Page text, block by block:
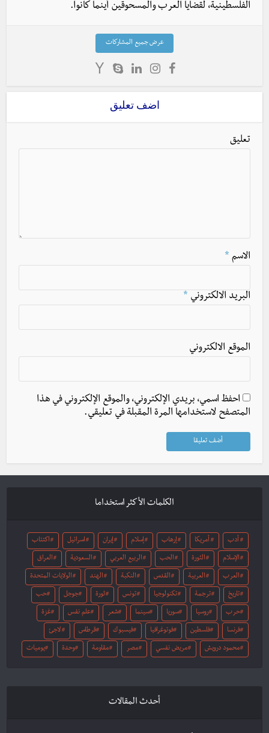
الفلسطينية، لقضايا العرب والمسحوقين أينما كانوا.
عرض جميع المشاركات
اضف تعليق
تعليق
الاسم *
البريد الالكتروني *
الموقع الالكتروني
احفظ اسمي، بريدي الإلكتروني، والموقع الإلكتروني في هذا
المتصفح لاستخدامها المرة المقبلة في تعليقي.
الكلمات الأكثر استخداما
أدب أمريكا إرهاب إسلام إيران اسرائيل اكتئاب
الإسلام الثورة الحب الربيع العربي السعودية العراق
العرب العربية القدس النكبة الهند الولايات المتحدة
تاريخ ترجمة تكنولوجيا تونس ثورة جوجل حب
حرب روسيا سوريا سينما شعر علم نفس غزة
فرنسا فلسطين فوتوغرافيا فيسبوك قرطاس لاجئ
محمود درويش مريض نفسي مصر مقاومة وحدة يوميات
أحدث المقالات